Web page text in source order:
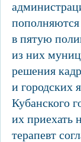
в пятую
из них
решения
и городских
Кубанского
их приехать
терапевт